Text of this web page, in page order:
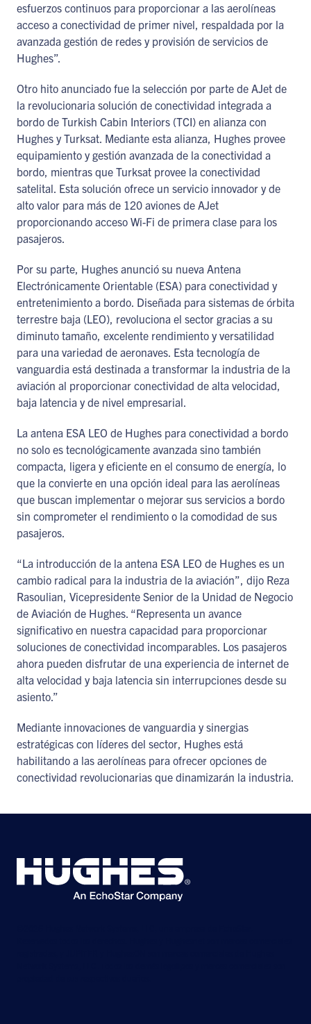
esfuerzos continuos para proporcionar a las aerolíneas
acceso a conectividad de primer nivel, respaldada por la
avanzada gestión de redes y provisión de servicios de
Hughes”.
Otro hito anunciado fue la selección por parte de AJet de
la revolucionaria solución de conectividad integrada a
bordo de Turkish Cabin Interiors (TCI) en alianza con
Hughes y Turksat. Mediante esta alianza, Hughes provee
equipamiento y gestión avanzada de la conectividad a
bordo, mientras que Turksat provee la conectividad
satelital. Esta solución ofrece un servicio innovador y de
alto valor para más de 120 aviones de AJet
proporcionando acceso Wi-Fi de primera clase para los
pasajeros.
Por su parte, Hughes anunció su nueva Antena
Electrónicamente Orientable (ESA) para conectividad y
entretenimiento a bordo. Diseñada para sistemas de órbita
terrestre baja (LEO), revoluciona el sector gracias a su
diminuto tamaño, excelente rendimiento y versatilidad
para una variedad de aeronaves. Esta tecnología de
vanguardia está destinada a transformar la industria de la
aviación al proporcionar conectividad de alta velocidad,
baja latencia y de nivel empresarial.
La antena ESA LEO de Hughes para conectividad a bordo
no solo es tecnológicamente avanzada sino también
compacta, ligera y eficiente en el consumo de energía, lo
que la convierte en una opción ideal para las aerolíneas
que buscan implementar o mejorar sus servicios a bordo
sin comprometer el rendimiento o la comodidad de sus
pasajeros.
“La introducción de la antena ESA LEO de Hughes es un
cambio radical para la industria de la aviación”, dijo Reza
Rasoulian, Vicepresidente Senior de la Unidad de Negocio
de Aviación de Hughes. “Representa un avance
significativo en nuestra capacidad para proporcionar
soluciones de conectividad incomparables. Los pasajeros
ahora pueden disfrutar de una experiencia de internet de
alta velocidad y baja latencia sin interrupciones desde su
asiento.”
Mediante innovaciones de vanguardia y sinergias
estratégicas con líderes del sector, Hughes está
habilitando a las aerolíneas para ofrecer opciones de
conectividad revolucionarias que dinamizarán la industria.